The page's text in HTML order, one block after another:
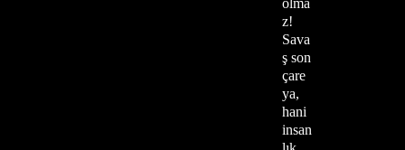
z!
Sava
ş son
çare
ya,
hani
insan